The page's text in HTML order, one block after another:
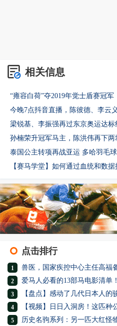
相关信息
“雍容白荷”夺2019年觉士盾赛冠军
今晚7点抖音直播，陈彼德、李云
梁锐基、李振强再过东京奥运达
孙楠荣升冠军马主，陈洪伟再下
泰国公主转项再战亚运 多哈羽毛
【赛马学堂】如何通过血统和数
点击排行
1 兽医，国家疾控中心主任高福
2 爱马人必看的13部马电影清单
3 【盘点】感动了几代日本人的
4 【视频】日日入洞房！这匹种
5 历史名驹系列：另一匹大红怪